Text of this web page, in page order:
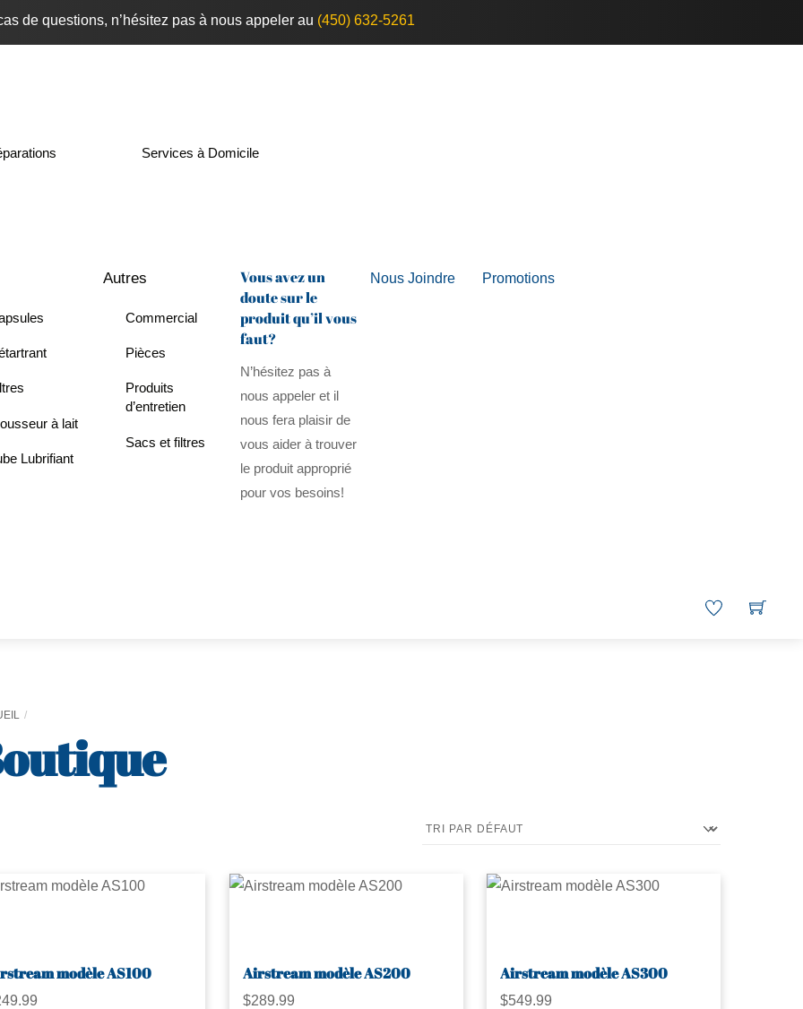
de questions, n’hésitez pas à nous appeler au (450) 632-5261
Services à Domicile
à lait
Lubrifiant
Autres
Commercial
Pièces
Produits
d’entretien
Sacs et filtres
Vous avez un
doute sur le
produit qu’il vous
faut?
N’hésitez pas à
nous appeler et il
nous fera plaisir de
vous aider à trouver
le produit approprié
pour vos besoins!
Nous Joindre Promotions
modèle AS100 Airstream modèle AS200
$289.99
Airstream modèle AS300
$549.99